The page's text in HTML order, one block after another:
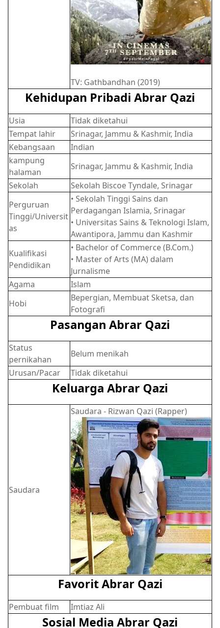
TV: Gathbandhan (2019)
Kehidupan Pribadi Abrar Qazi
Usia
Tidak diketahui
Tempat lahir
Srinagar, Jammu & Kashmir, India
Kebangsaan
Indian
kampung
halaman
Srinagar, Jammu & Kashmir, India
Sekolah
Sekolah Biscoe Tyndale, Srinagar
Perguruan
Tinggi/Universit
as
• Sekolah Tinggi Sains dan
Perdagangan Islamia, Srinagar
• Universitas Sains & Teknologi Islam,
Awantipora, Jammu dan Kashmir
Kualifikasi
Pendidikan
• Bachelor of Commerce (B.Com.)
• Master of Arts (MA) dalam
Jurnalisme
Agama
Islam
Hobi
Bepergian, Membuat Sketsa, dan
Fotografi
Pasangan Abrar Qazi
Status
pernikahan
Belum menikah
Urusan/Pacar
Tidak diketahui
Keluarga Abrar Qazi
Saudara
Saudara - Rizwan Qazi (Rapper)
Favorit Abrar Qazi
Pembuat film Imtiaz Ali
Sosial Media Abrar Qazi